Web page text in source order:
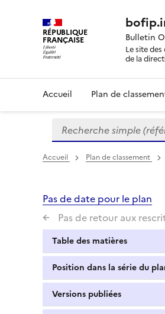
RÉPUBLIQUE
FRANÇAISE Bulletin
Le site
de la
Accueil Plan de
Formulaire
de
recherche
Recherche simple
Accueil Plan de classement
Pas de date pour le plan
Pas de retour aux
Table des matières
Position dans la série du
Versions publiées